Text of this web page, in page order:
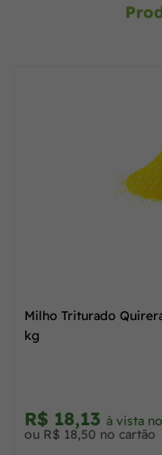
Milho Triturado
kg
R$ 18,13 à vista
ou R$ 18,50 no cartão